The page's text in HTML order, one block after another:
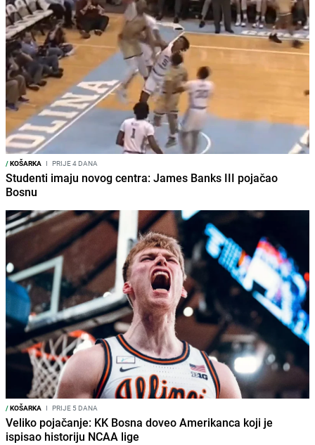
/KOŠARKA I PRIJE 4 DANA
Studenti imaju novog centra: James Banks III pojačao
Bosnu
/KOŠARKA I PRIJE 5 DANA
Veliko pojačanje: KK Bosna doveo Amerikanca koji je
ispisao historiju NCAA lige